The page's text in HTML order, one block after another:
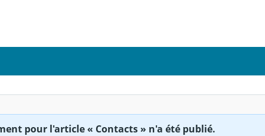
pour l'article « Contacts » n'a été publié.